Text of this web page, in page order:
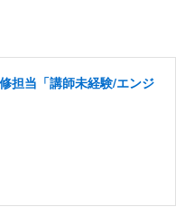
担当「講師未経験/エンジ